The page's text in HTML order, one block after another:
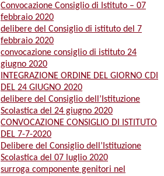
Convocazione Consiglio di Istituto – 07
febbraio 2020
delibere del Consiglio di istituto del 7
febbraio 2020
convocazione consiglio di istituto 24
giugno 2020
INTEGRAZIONE ORDINE DEL GIORNO CDI
DEL 24 GIUGNO 2020
delibere del Consiglio dell’Istituzione
Scolastica del 24 giugno 2020
CONVOCAZIONE CONSIGLIO DI ISTITUTO
DEL 7-7-2020
Delibere del Consiglio dell’Istituzione
Scolastica del 07 luglio 2020
surroga componente genitori nel